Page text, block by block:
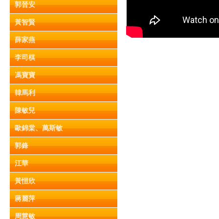
郭晉安
黃智賢
薛家燕
李司棋
馮寶寶
韓馬利
陳敏兒
歐錦棠、萬斯敏
郭鋒
江華
黃愷欣
蔣麗萍
周慧敏